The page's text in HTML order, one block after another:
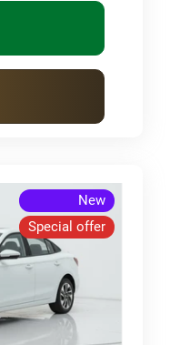
New
Special offer